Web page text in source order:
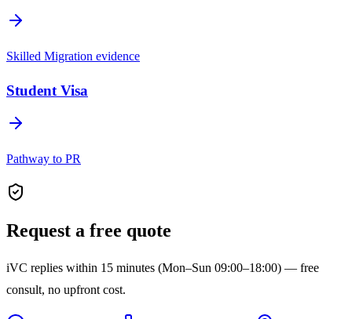
Skilled Migration evidence
Student Visa
Pathway to PR
Request a free quote
iVC replies within 15 minutes (Mon–Sun 09:00–18:00) — free
consult, no upfront cost.